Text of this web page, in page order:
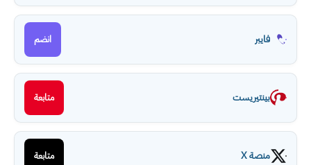
فايبر انضم
بينتيريست متابعة
منصة X متابعة